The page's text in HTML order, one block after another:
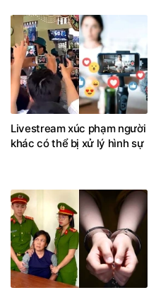
Livestream xúc phạm người
khác có thể bị xử lý hình sự